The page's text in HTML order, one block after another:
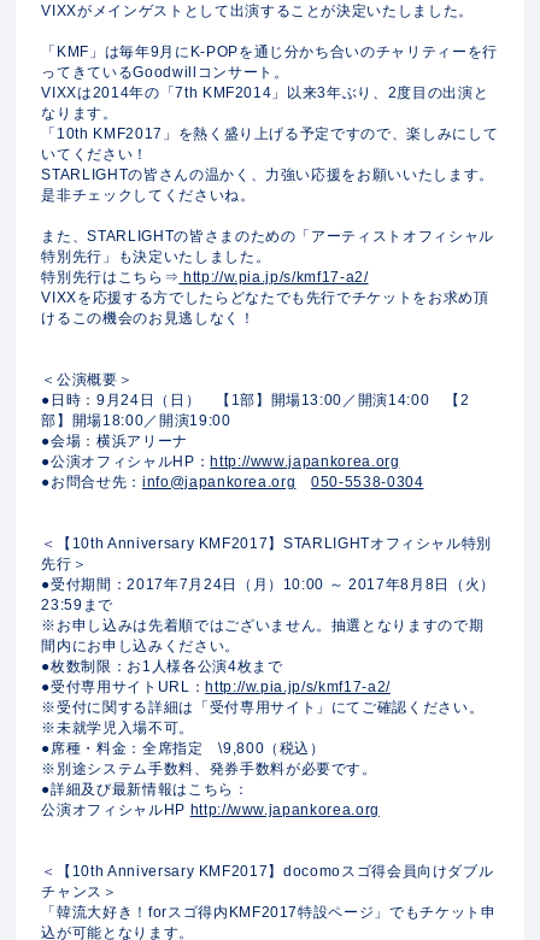
VIXXがメインゲストとして出演することが決定いたしました。
「KMF」は毎年9月にK-POPを通じ分かち合いのチャリティーを行
ってきているGoodwillコンサート。
VIXXは2014年の「7th KMF2014」以来3年ぶり、2度目の出演と
なります。
「10th KMF2017」を熱く盛り上げる予定ですので、楽しみにして
いてください！
STARLIGHTの皆さんの温かく、力強い応援をお願いいたします。
是非チェックしてくださいね。
また、STARLIGHTの皆さまのための「アーティストオフィシャル
特別先行」も決定いたしました。
特別先行はこちら⇒ http://w.pia.jp/s/kmf17-a2/
VIXXを応援する方でしたらどなたでも先行でチケットをお求め頂
けるこの機会のお見逃しなく！
＜公演概要＞
●日時：9月24日（日） 【1部】開場13:00／開演14:00 【2
部】開場18:00／開演19:00
●会場：横浜アリーナ
●公演オフィシャルHP： http://www.japankorea.org
●お問合せ先：info@japankorea.org 050-5538-0304
＜【10th Anniversary KMF2017】STARLIGHTオフィシャル特別
先行＞
●受付期間：2017年7月24日（月）10:00 ～ 2017年8月8日（火）
23:59まで
※お申し込みは先着順ではございません。抽選となりますので期
間内にお申し込みください。
●枚数制限：お1人様各公演4枚まで
●受付専用サイトURL： http://w.pia.jp/s/kmf17-a2/
※受付に関する詳細は「受付専用サイト」にてご確認ください。
※未就学児入場不可。
●席種・料金：全席指定 \9,800（税込）
※別途システム手数料、発券手数料が必要です。
●詳細及び最新情報はこちら：
公演オフィシャルHP http://www.japankorea.org
＜【10th Anniversary KMF2017】docomoスゴ得会員向けダブル
チャンス＞
「韓流大好き！forスゴ得内KMF2017特設ページ」でもチケット申
込が可能となります。